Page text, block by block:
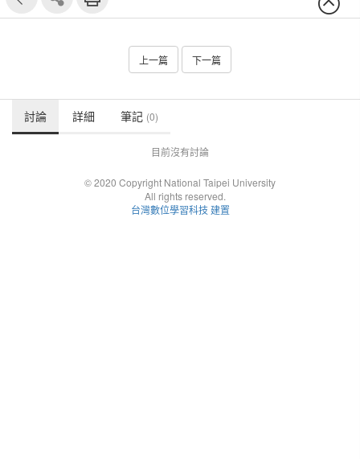
上一篇 下一篇
討論 詳細 筆記 (0)
目前沒有討論
© 2020 Copyright National Taipei University
All rights reserved.
台灣數位學習科技 建置